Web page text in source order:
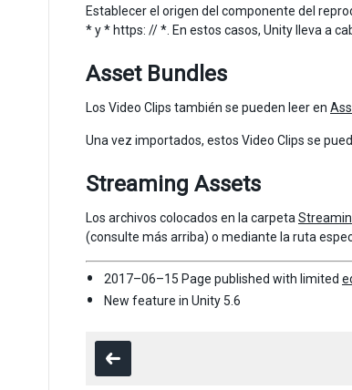
Establecer el origen del componente del
* y * https: // *. En estos casos, Unity lleva a
Asset Bundles
Los Video Clips también se pueden leer en
Una vez importados, estos Video Clips se
Streaming Assets
Los archivos colocados en la carpeta
(consulte más arriba) o mediante la ruta
2017–06–15 Page published with limited
New feature in Unity 5.6